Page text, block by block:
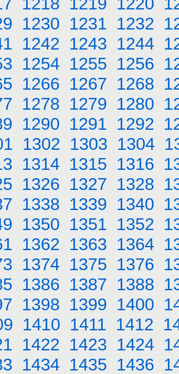
1230 1231 1232
1242 1243 1244
1254 1255 1256
1266 1267 1268
1278 1279 1280
1290 1291 1292
1302 1303 1304
1314 1315 1316
1326 1327 1328
1338 1339 1340
1350 1351 1352
1362 1363 1364
1374 1375 1376
1386 1387 1388
1398 1399 1400
1410 1411 1412
1422 1423 1424
1434 1435 1436